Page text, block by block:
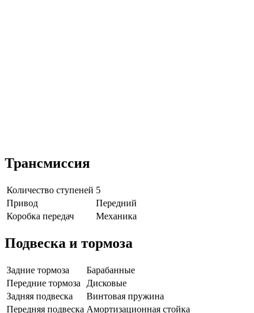
Трансмиссия
Количество ступеней 5
Привод
Передний
Коробка передач
Механика
Подвеска и тормоза
Задние тормоза
Барабанные
Передние тормоза
Дисковые
Задняя подвеска
Винтовая пружина
Передняя подвеска Амортизационная стойка